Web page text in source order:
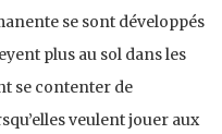
se sont développés
plus au sol dans les
se contenter de
veulent jouer aux